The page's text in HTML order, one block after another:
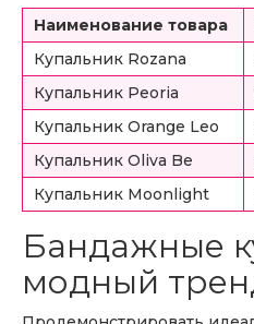
Наименование товара
Купальник Rozana
Купальник Peoria
Купальник Orange Leo
Купальник Oliva Be
Купальник Moonlight
Бандажные
модный